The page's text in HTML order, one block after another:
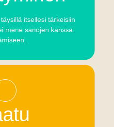
itsellesi tärkeisiin
mene sanojen kanssa